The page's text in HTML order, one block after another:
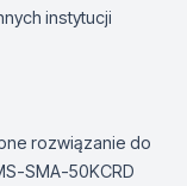
instytucji
rozwiązanie do
SMA-50KCRD